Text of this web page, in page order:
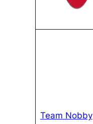
Team Nobby